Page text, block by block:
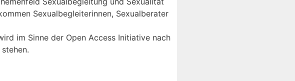
Sexualbegleiterinnen, Sexualberater
im Sinne der Open Access Initiative nach